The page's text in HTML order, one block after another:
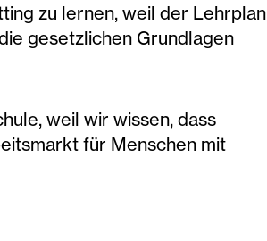
zu lernen, weil der Lehrplan
gesetzlichen Grundlagen
weil wir wissen, dass
für Menschen mit